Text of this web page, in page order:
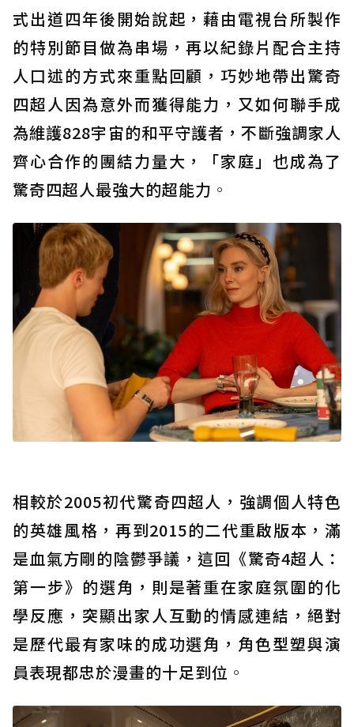
式出道四年後開始說起，藉由電視台所製作
的特別節目做為串場，再以紀錄片配合主持
人口述的方式來重點回顧，巧妙地帶出驚奇
四超人因為意外而獲得能力，又如何聯手成
為維護828宇宙的和平守護者，不斷強調家人
齊心合作的團結力量大，「家庭」也成為了
驚奇四超人最強大的超能力 。
相較於2005初代驚奇四超人，強調個人特色
的英雄風格，再到2015的二代重啟版本，滿
是血氣方剛的陰鬱爭議，這回《驚奇4超人：
第一步》的選角，則是著重在家庭氛圍的化
學反應，突顯出家人互動的情感連結，絕對
是歷代最有家味的成功選角，角色型塑與演
員表現都忠於漫畫的十足到位 。